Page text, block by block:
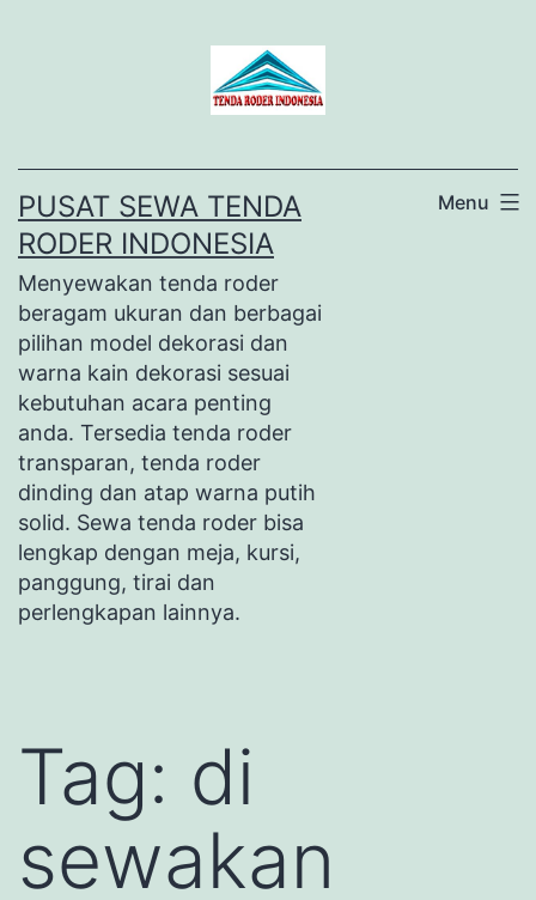
PUSAT SEWA TENDA
RODER INDONESIA
Menyewakan tenda roder
beragam ukuran dan berbagai
pilihan model dekorasi dan
warna kain dekorasi sesuai
kebutuhan acara penting
anda. Tersedia tenda roder
transparan, tenda roder
dinding dan atap warna putih
solid. Sewa tenda roder bisa
lengkap dengan meja, kursi,
panggung, tirai dan
perlengkapan lainnya.
Menu
Tag: di
sewakan